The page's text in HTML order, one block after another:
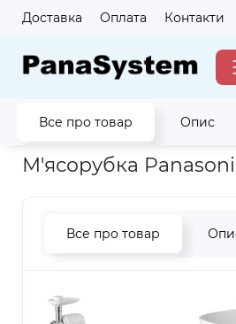
Доставка Оплата Контакти
Все про товар Опис
Головна Для кухні М'ясорубки
М'ясорубка
Все про товар